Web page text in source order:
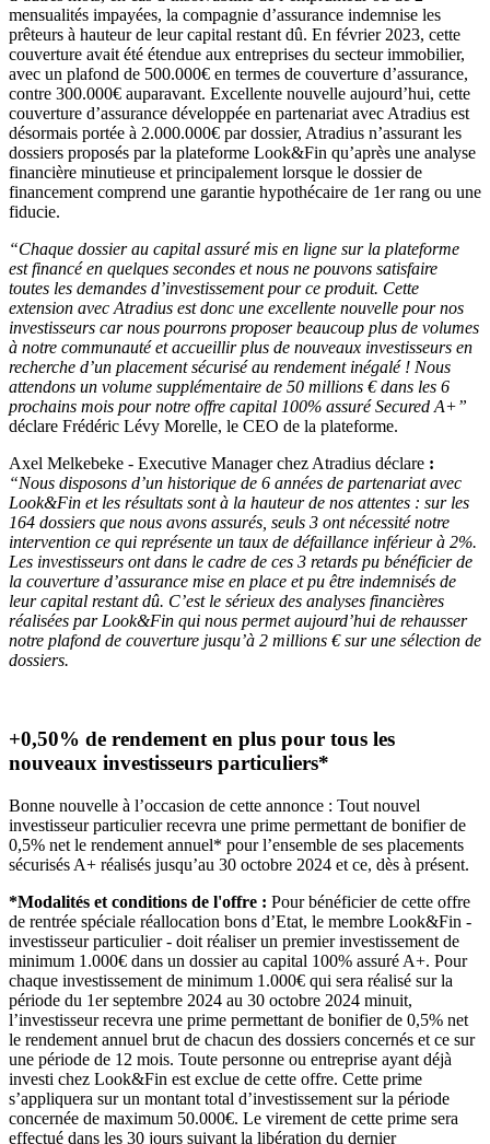
mensualités impayées, la compagnie d’assurance indemnise les
prêteurs à hauteur de leur capital restant dû. En février 2023, cette
couverture avait été étendue aux entreprises du secteur immobilier,
avec un plafond de 500.000€ en termes de couverture d’assurance,
contre 300.000€ auparavant. Excellente nouvelle aujourd’hui, cette
couverture d’assurance développée en partenariat avec Atradius est
désormais portée à 2.000.000€ par dossier, Atradius n’assurant les
dossiers proposés par la plateforme Look&Fin qu’après une analyse
financière minutieuse et principalement lorsque le dossier de
financement comprend une garantie hypothécaire de 1er rang ou une
fiducie.
“Chaque dossier au capital assuré mis en ligne sur la plateforme
est financé en quelques secondes et nous ne pouvons satisfaire
toutes les demandes d’investissement pour ce produit. Cette
extension avec Atradius est donc une excellente nouvelle pour nos
investisseurs car nous pourrons proposer beaucoup plus de volumes
à notre communauté et accueillir plus de nouveaux investisseurs en
recherche d’un placement sécurisé au rendement inégalé ! Nous
attendons un volume supplémentaire de 50 millions € dans les 6
prochains mois pour notre offre capital 100% assuré Secured A+”
déclare Frédéric Lévy Morelle, le CEO de la plateforme.
Axel Melkebeke - Executive Manager chez Atradius déclare :
“Nous disposons d’un historique de 6 années de partenariat avec
Look&Fin et les résultats sont à la hauteur de nos attentes : sur les
164 dossiers que nous avons assurés, seuls 3 ont nécessité notre
intervention ce qui représente un taux de défaillance inférieur à 2%.
Les investisseurs ont dans le cadre de ces 3 retards pu bénéficier de
la couverture d’assurance mise en place et pu être indemnisés de
leur capital restant dû. C’est le sérieux des analyses financières
réalisées par Look&Fin qui nous permet aujourd’hui de rehausser
notre plafond de couverture jusqu’à 2 millions € sur une sélection de
dossiers.
+0,50% de rendement en plus pour tous les
nouveaux investisseurs particuliers*
Bonne nouvelle à l’occasion de cette annonce : Tout nouvel
investisseur particulier recevra une prime permettant de bonifier de
0,5% net le rendement annuel* pour l’ensemble de ses placements
sécurisés A+ réalisés jusqu’au 30 octobre 2024 et ce, dès à présent.
*Modalités et conditions de l'offre : Pour bénéficier de cette offre
de rentrée spéciale réallocation bons d’Etat, le membre Look&Fin -
investisseur particulier - doit réaliser un premier investissement de
minimum 1.000€ dans un dossier au capital 100% assuré A+. Pour
chaque investissement de minimum 1.000€ qui sera réalisé sur la
période du 1er septembre 2024 au 30 octobre 2024 minuit,
l’investisseur recevra une prime permettant de bonifier de 0,5% net
le rendement annuel brut de chacun des dossiers concernés et ce sur
une période de 12 mois. Toute personne ou entreprise ayant déjà
investi chez Look&Fin est exclue de cette offre. Cette prime
s’appliquera sur un montant total d’investissement sur la période
concernée de maximum 50.000€. Le virement de cette prime sera
effectué dans les 30 jours suivant la libération du dernier